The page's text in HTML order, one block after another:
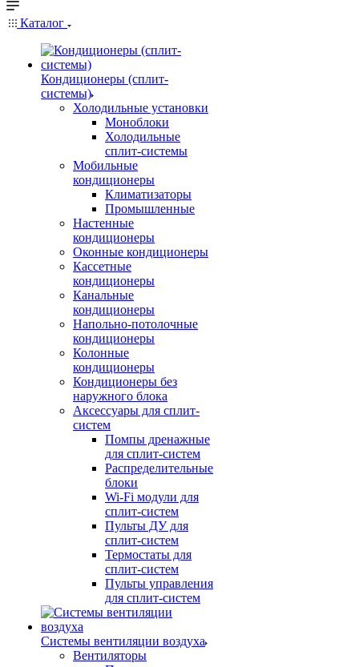
Каталог
Кондиционеры (сплит-
системы)
Холодильные установки
Моноблоки
Холодильные
сплит-системы
Мобильные
кондиционеры
Климатизаторы
Промышленные
Настенные
кондиционеры
Оконные кондиционеры
Кассетные
кондиционеры
Канальные
кондиционеры
Напольно-потолочные
кондиционеры
Колонные
кондиционеры
Кондиционеры без
наружного блока
Аксессуары для сплит-
систем
Помпы дренажные
для сплит-систем
Распределительные
блоки
Wi-Fi модули для
сплит-систем
Пульты ДУ для
сплит-систем
Термостаты для
сплит-систем
Пульты управления
для сплит-систем
Системы вентиляции воздуха
Вентиляторы